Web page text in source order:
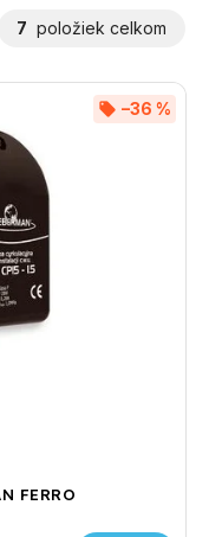
7 položiek celkom
FERRO
–36 %